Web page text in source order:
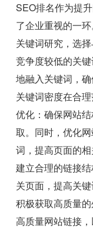
SEO排名作为提
了企业重视的一
关键词研究，选
竞争度较低的关
地融入关键词，
关键词密度在合
优化：确保网站
取。同时，优化
词，提高页面的
建立合理的链接
关页面，提高关
积极获取高质量
高质量网站链接，